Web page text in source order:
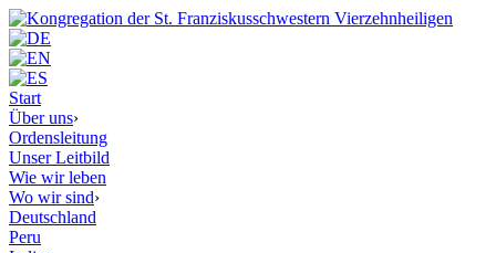
Start
Über uns›
Ordensleitung
Unser Leitbild
Wie wir leben
Wo wir sind›
Deutschland
Peru